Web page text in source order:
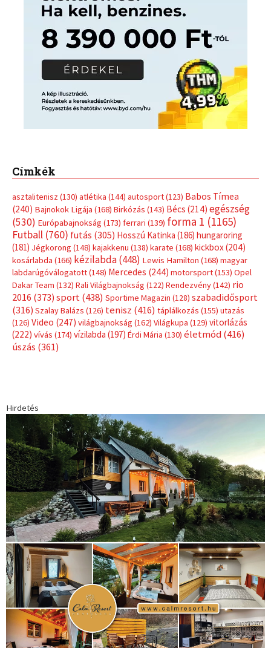
Címkék
asztalitenisz (130) atlétika (144) autosport(123) Babos Tímea
(240) Bajnokok Ligája (168) Birkózás (143) Bécs (214) egészség
(530) Európabajnokság (173) ferrari (139) forma 1 (1165)
Futball (760) futás (305) Hosszú Katinka (186) hungaroring
(181) Jégkorong (148) kajakkenu (138) karate (168) kickbox(204)
kosárlabda (166) kézilabda(448) Lewis Hamilton (168) magyar
labdarúgóválogatott(148) Mercedes (244) motorsport(153) Opel
Dakar Team (132) Rali Világbajnokság (122) Rendezvény(142) rio
2016 (373) sport(438) Sportime Magazin (128) szabadidősport
(316) Szalay Balázs (126) tenisz (416) táplálkozás (155) utazás
(126) Video (247) világbajnokság (162) Világkupa (129) vitorlázás
(222) vívás (174) vízilabda (197) Érdi Mária (130) életmód(416)
úszás (361)
Hirdetés